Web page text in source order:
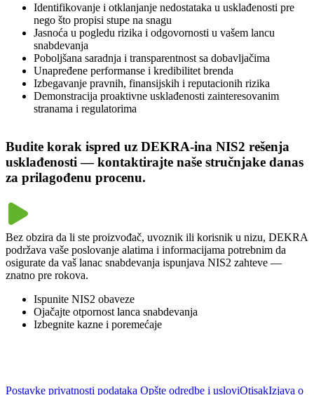
Identifikovanje i otklanjanje nedostataka u usklađenosti pre
nego što propisi stupe na snagu
Jasnoća u pogledu rizika i odgovornosti u vašem lancu
snabdevanja
Poboljšana saradnja i transparentnost sa dobavljačima
Unapređene performanse i kredibilitet brenda
Izbegavanje pravnih, finansijskih i reputacionih rizika
Demonstracija proaktivne usklađenosti zainteresovanim
stranama i regulatorima
‎Budite korak ispred uz DEKRA-ina NIS2 rešenja
usklađenosti — kontaktirajte naše stručnjake danas
za prilagođenu procenu.
Bez obzira da li ste proizvođač, uvoznik ili korisnik u nizu, DEKRA
podržava vaše poslovanje alatima i informacijama potrebnim da
osigurate da vaš lanac snabdevanja ispunjava NIS2 zahteve —
znatno pre rokova.
Ispunite NIS2 obaveze
Ojačajte otpornost lanca snabdevanja
Izbegnite kazne i poremećaje
Postavke privatnosti podataka Opšte odredbe i usloviOtisakIzjava o